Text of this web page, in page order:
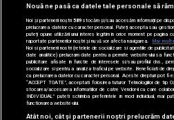
drepturile
Nouă ne pasă ca datele tale personale să
Noi și partenerii noștri589stocăm și/sau accesăm informații pe
prelucrarea datelor cu caracter personal. Puteți accepta sau
puteți opune utilizării unui interes legitim în orice moment pe
raportate partenerilor noștri și nu vă vor afecta navigarea.
Mai
Noi si partenerii nostri (retelele de socializare si agentiile de
date analitice) prelucram date pentru a permite website-ului sa
publicitare afisate in functie de interesele si/sau profilul dvs.,
socializare si pentru a analiza traficul pe website. Beneficiati de
cu prelucrarea datelor cu caracter personal. Aceste drepturi pot fi
“ACCEPT TOATE”, acceptati folosirea tuturor Tehnologiilor de tip
stocarea/accesarea informatiilor de catre Vendor-ii cu care
INDIVIDUAL” puteti schimba preferintele in mod individual, mai
functionarea website-ului.
Atât noi, cât și partenerii noștri prelucrăm